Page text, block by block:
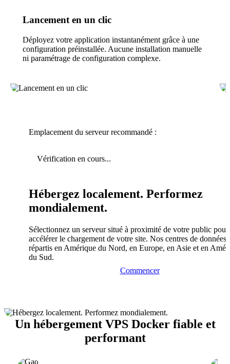
Lancement en un clic
Déployez votre application instantanément grâce à une
configuration préinstallée. Aucune installation manuelle
ni paramétrage de configuration complexe.
Emplacement du serveur recommandé :
Vérification en cours...
Hébergez localement. Performez
mondialement.
Sélectionnez un serveur situé à proximité de votre public pour
accélérer le chargement de votre site. Nos centres de données
répartis en Amérique du Nord, en Europe, en Asie et en
du Sud.
Commencer
Un hébergement VPS Docker fiable et
performant